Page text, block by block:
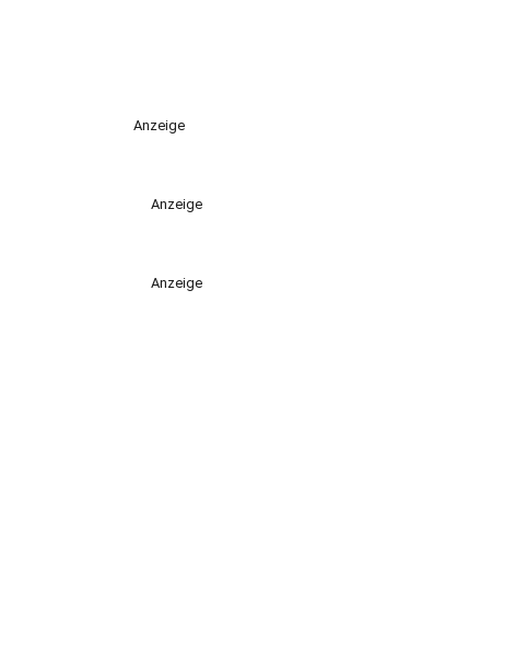
Anzeige
Anzeige
Anzeige